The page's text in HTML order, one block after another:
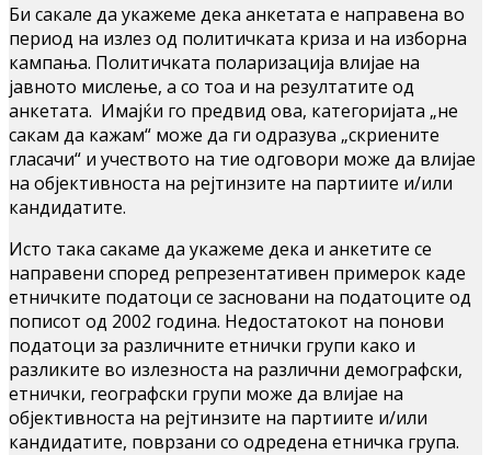
Би сакале да укажеме дека анкетата е направена во
период на излез од политичката криза и на изборна
кампања. Политичката поларизација влијае на
јавното мислење, а со тоа и на резултатите од
анкетата. Имајќи го предвид ова, категоријата „не
сакам да кажам“ може да ги одразува „скриените
гласачи“ и учеството на тие одговори може да влијае
на објективноста на рејтинзите на партиите и/или
кандидатите.
Исто така сакаме да укажеме дека и анкетите се
направени според репрезентативен примерок каде
етничките податоци се засновани на податоците од
пописот од 2002 година. Недостатокот на понови
податоци за различните етнички групи како и
разликите во излезноста на различни демографски,
етнички, географски групи може да влијае на
објективноста на рејтинзите на партиите и/или
кандидатите, поврзани со одредена етничка група.